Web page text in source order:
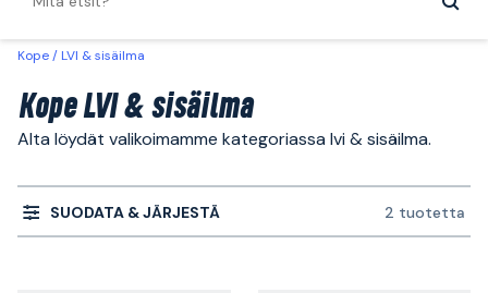
Kope LVI & sisäilma
Kope LVI & sisäilma
Alta löydät valikoimamme kategoriassa lvi & sisäilma.
SUODATA & JÄRJESTÄ 2 tuotetta